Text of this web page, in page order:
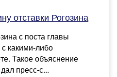
отставки Рогозина
с поста главы
какими-либо
Такое объяснение
пресс-с...